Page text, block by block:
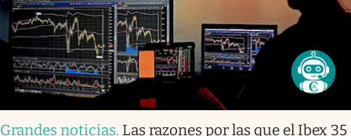
Grandes noticias. Las razones por las que el Ibex 35